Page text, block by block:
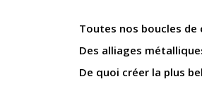
Toutes nos boucles
Des alliages
De quoi créer la plus